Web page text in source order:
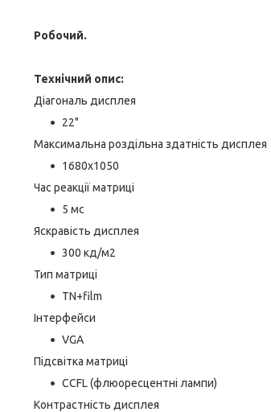
Робочий.
Технічний опис:
Діагональ дисплея
22"
Максимальна роздільна здатність дисплея
1680х1050
Час реакції матриці
5 мс
Яскравість дисплея
300 кд/м2
Тип матриці
TN+film
Інтерфейси
VGA
Підсвітка матриці
CCFL (флюоресцентні лампи)
Контрастність дисплея